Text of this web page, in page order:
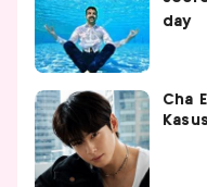
Cha